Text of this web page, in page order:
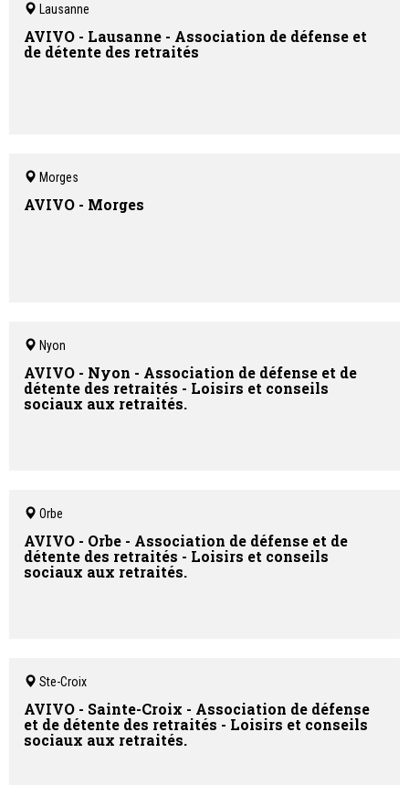
Lausanne
AVIVO - Lausanne - Association de défense et
de détente des retraités
Morges
AVIVO - Morges
Nyon
AVIVO - Nyon - Association de défense et de
détente des retraités - Loisirs et conseils
sociaux aux retraités.
Orbe
AVIVO - Orbe - Association de défense et de
détente des retraités - Loisirs et conseils
sociaux aux retraités.
Ste-Croix
AVIVO - Sainte-Croix - Association de défense
et de détente des retraités - Loisirs et conseils
sociaux aux retraités.